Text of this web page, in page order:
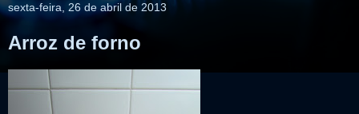
sexta-feira, 26 de abril de 2013
Arroz de forno